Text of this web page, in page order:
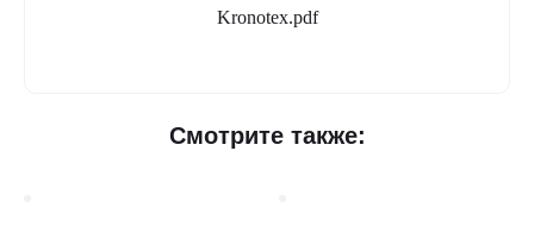
Kronotex.pdf
Смотрите также: